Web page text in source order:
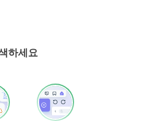
하세요